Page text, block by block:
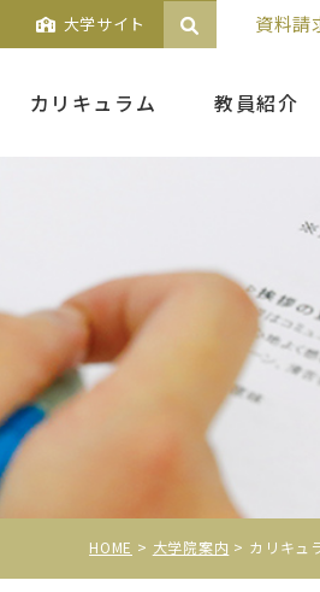
カリキュラム 教員紹介
資料請
大学サイト
HOME 大学院案内 カリキュ